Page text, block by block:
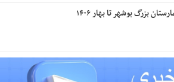
بزرگ بوشهر تا بهار ۱۴۰۶